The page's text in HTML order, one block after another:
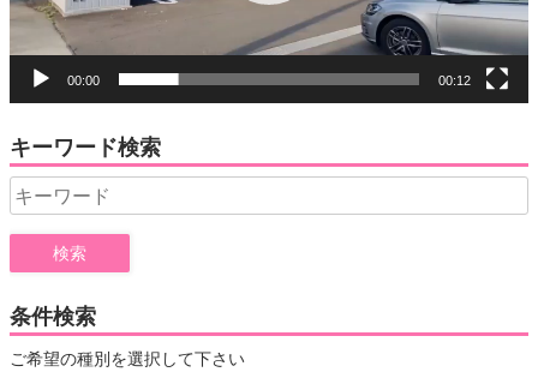
00:00 00:12
キーワード検索
Search
for:
条件検索
ご希望の種別を選択して下さい